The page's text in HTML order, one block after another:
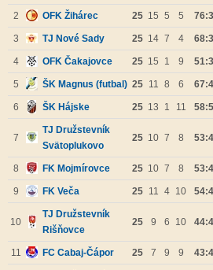
2 OFK Žihárec 25 15 5 5
3 TJ Nové Sady 25 14 7 4
4 OFK Čakajovce 25 15 1 9
5 ŠK Magnus (futbal) 25 11 8 6
6 ŠK Hájske 25 13 1 11
7
TJ Družstevník
Svätoplukovo
25 10 7 8
8 FK Mojmírovce 25 10 7 8
9 FK Veča 25 11 4 10
10
TJ Družstevník
Rišňovce
25 9 6 10
11 FC Cabaj-Čápor 25 7 9 9